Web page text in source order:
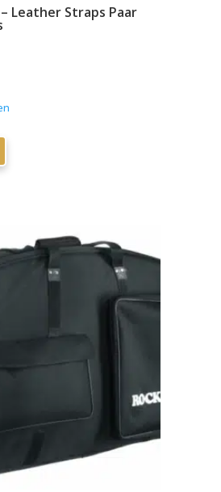
Leather Straps Paar